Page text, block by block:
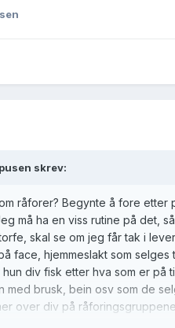
skrev:
råforer? Begynte å fore
må ha en viss rutine på det,
skal se om jeg får tak i
face, hjemmeslakt som
div fisk etter hva som er på
brusk, bein osv som de
over div på